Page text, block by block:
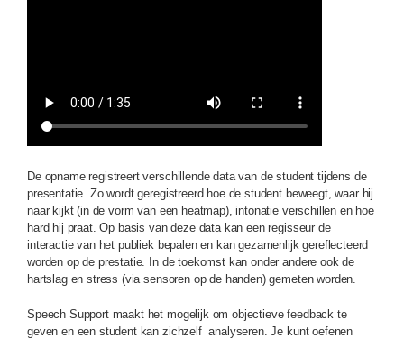
De opname registreert verschillende data van de student tijdens de
presentatie. Zo wordt geregistreerd hoe de student beweegt, waar hij
naar kijkt (in de vorm van een heatmap), intonatie verschillen en hoe
hard hij praat. Op basis van deze data kan een regisseur de
interactie van het publiek bepalen en kan gezamenlijk gereflecteerd
worden op de prestatie. In de toekomst kan onder andere ook de
hartslag en stress (via sensoren op de handen) gemeten worden.
Speech Support maakt het mogelijk om objectieve feedback te
geven en een student kan zichzelf analyseren. Je kunt oefenen